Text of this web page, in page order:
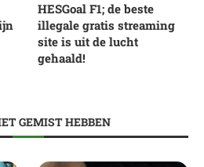
HESGoal F1; de beste
illegale gratis streaming
site is uit de lucht
gehaald!
GEMIST HEBBEN